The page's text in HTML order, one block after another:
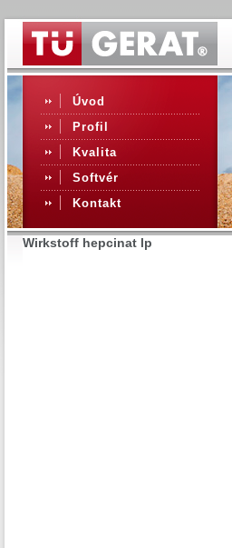
Úvod
Profil
Kvalita
Softvér
Kontakt
Wirkstoff hepcinat lp